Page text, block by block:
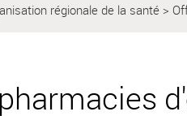
régionale de la santé